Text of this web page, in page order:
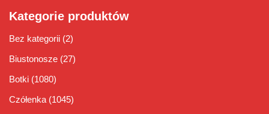
Kategorie produktów
Bez kategorii (2)
Biustonosze (27)
Botki (1080)
Czółenka (1045)